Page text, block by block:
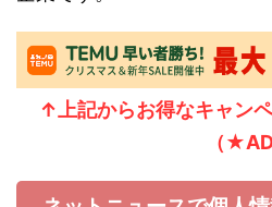
↑上記からお得なキャン
（